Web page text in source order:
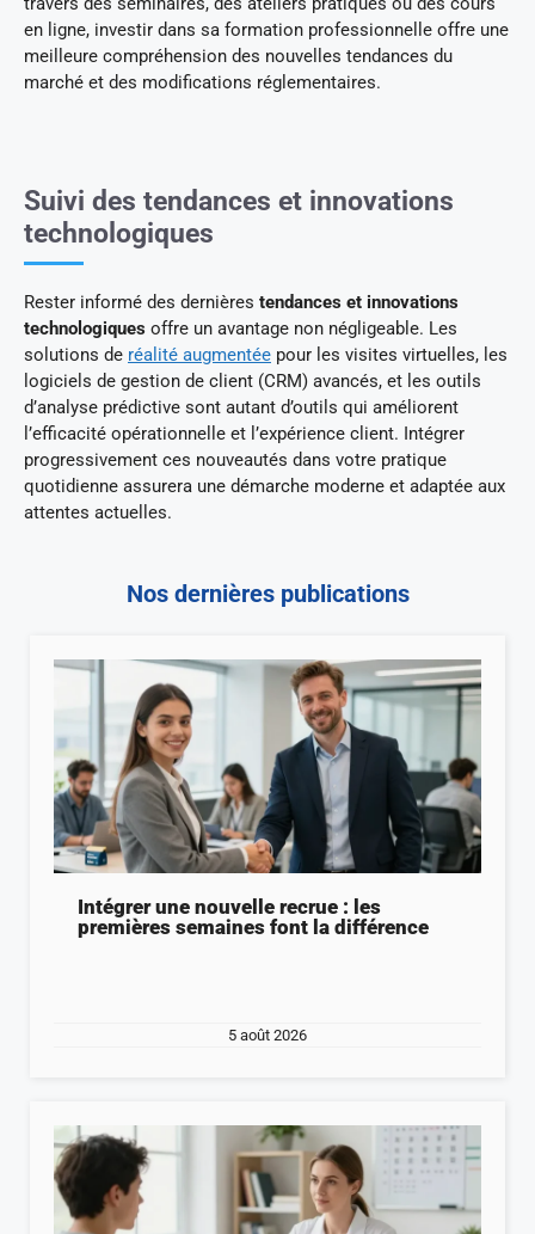
en ligne, investir dans sa formation professionnelle offre une
meilleure compréhension des nouvelles tendances du
marché et des modifications réglementaires.
Suivi des tendances et innovations
technologiques
Rester informé des dernières tendances et innovations
technologiques offre un avantage non négligeable. Les
solutions de réalité augmentée pour les visites virtuelles, les
logiciels de gestion de client (CRM) avancés, et les outils
d’analyse prédictive sont autant d’outils qui améliorent
l’efficacité opérationnelle et l’expérience client. Intégrer
progressivement ces nouveautés dans votre pratique
quotidienne assurera une démarche moderne et adaptée aux
attentes actuelles.
Nos dernières publications
Intégrer une nouvelle recrue : les
premières semaines font la différence
5 août 2026